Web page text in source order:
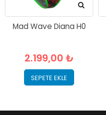
Mad Wave Diana H0
2.199,00 ₺
SEPETE EKLE